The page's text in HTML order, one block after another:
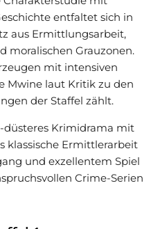
entfaltet sich in
aus Ermittlungsarbeit,
moralischen Grauzonen.
mit intensiven
Mwine laut Kritik zu den
der Staffel zählt.
Krimidrama mit
klassische Ermittlerarbeit
und exzellentem Spiel
Crime-Serien